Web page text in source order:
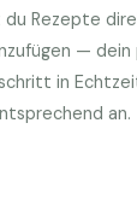
Rezepte
— dein
in
an.